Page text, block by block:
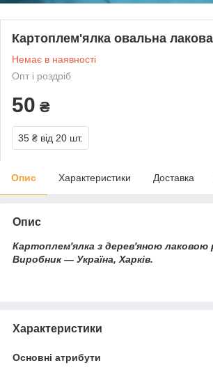
Картоплем'ялка овальна
Немає в наявності
Опт і роздріб
50 ₴
35 ₴ від 20 шт.
Опис Характеристики Доставка
Опис
Картоплем'ялка з дерев'яною лаковою
Виробник — Україна, Харків.
Характеристики
Основні атрибути